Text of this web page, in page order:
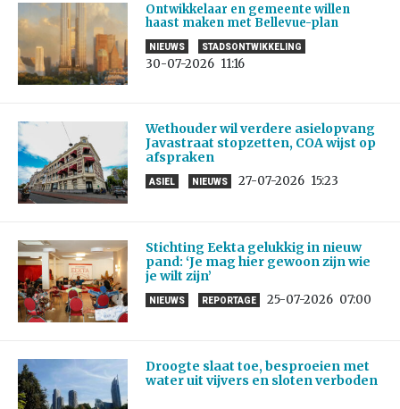
Ontwikkelaar en gemeente willen
haast maken met Bellevue-plan
NIEUWS STADSONTWIKKELING
30-07-2026 11:16
Wethouder wil verdere asielopvang
Javastraat stopzetten, COA wijst op
afspraken
ASIEL NIEUWS 27-07-2026 15:23
Stichting Eekta gelukkig in nieuw
pand: ‘Je mag hier gewoon zijn wie
je wilt zijn’
NIEUWS REPORTAGE 25-07-2026 07:00
Droogte slaat toe, besproeien met
water uit vijvers en sloten verboden